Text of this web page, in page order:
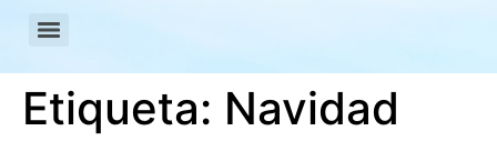
Etiqueta: Navidad